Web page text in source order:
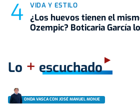
VIDA Y ESTILO
¿Los huevos tienen el
Ozempic? Boticaria García
Lo + escuchado
ONDA VASCA CON JOSÉ MANUEL MONJE